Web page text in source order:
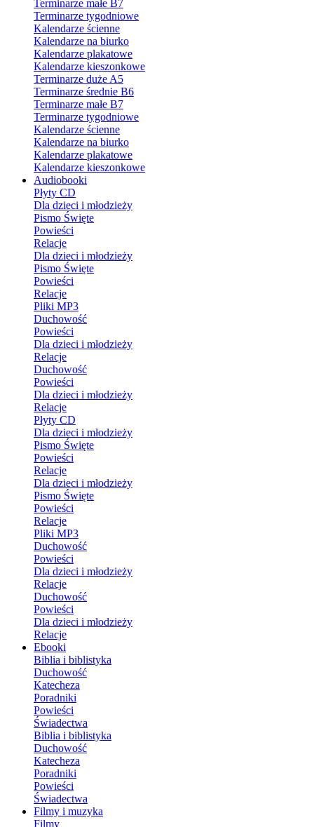
Terminarze małe B7
Terminarze tygodniowe
Kalendarze ścienne
Kalendarze na biurko
Kalendarze plakatowe
Kalendarze kieszonkowe
Terminarze duże A5
Terminarze średnie B6
Terminarze małe B7
Terminarze tygodniowe
Kalendarze ścienne
Kalendarze na biurko
Kalendarze plakatowe
Kalendarze kieszonkowe
Audiobooki
Płyty CD
Dla dzieci i młodzieży
Pismo Święte
Powieści
Relacje
Dla dzieci i młodzieży
Pismo Święte
Powieści
Relacje
Pliki MP3
Duchowość
Powieści
Dla dzieci i młodzieży
Relacje
Duchowość
Powieści
Dla dzieci i młodzieży
Relacje
Płyty CD
Dla dzieci i młodzieży
Pismo Święte
Powieści
Relacje
Dla dzieci i młodzieży
Pismo Święte
Powieści
Relacje
Pliki MP3
Duchowość
Powieści
Dla dzieci i młodzieży
Relacje
Duchowość
Powieści
Dla dzieci i młodzieży
Relacje
Ebooki
Biblia i biblistyka
Duchowość
Katecheza
Poradniki
Powieści
Świadectwa
Biblia i biblistyka
Duchowość
Katecheza
Poradniki
Powieści
Świadectwa
Filmy i muzyka
Filmy